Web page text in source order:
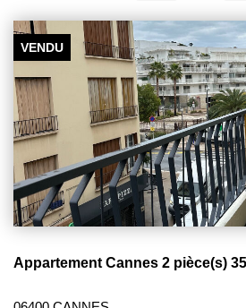
VENDU
Appartement Cannes 2 pièce(s)